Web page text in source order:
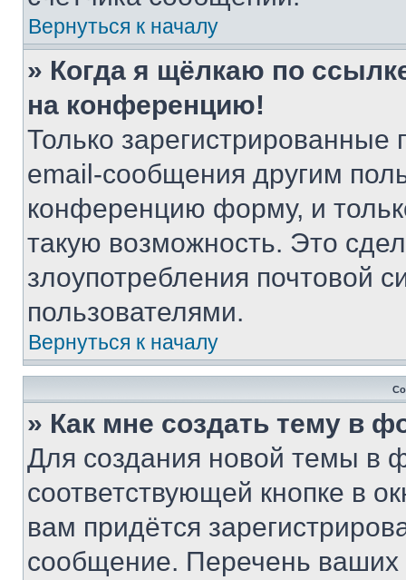
Вернуться к началу
» Когда я щёлкаю по
на конференцию!
Только зарегистрированные
email-сообщения другим
конференцию форму, и
такую возможность. Это
злоупотребления почтовой
пользователями.
Вернуться к началу
» Как мне создать тему в
Для создания новой темы в
соответствующей кнопке в
вам придётся
сообщение. Перечень ваших